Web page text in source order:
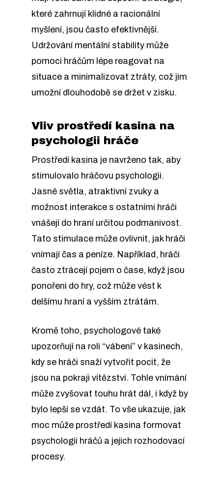
které zahrnují klidné a racionální
myšlení, jsou často efektivnější.
Udržování mentální stability může
pomoci hráčům lépe reagovat na
situace a minimalizovat ztráty, což jim
umožní dlouhodobě se držet v zisku.
Vliv prostředí kasina na
psychologii hráče
Prostředí kasina je navrženo tak, aby
stimulovalo hráčovu psychologii.
Jasné světla, atraktivní zvuky a
možnost interakce s ostatními hráči
vnášejí do hraní určitou podmanivost.
Tato stimulace může ovlivnit, jak hráči
vnímají čas a peníze. Například, hráči
často ztrácejí pojem o čase, když jsou
ponořeni do hry, což může vést k
delšímu hraní a vyšším ztrátám.
Kromě toho, psychologové také
upozorňují na roli “vábení” v kasinech,
kdy se hráči snaží vytvořit pocit, že
jsou na pokraji vítězství. Tohle vnímání
může zvyšovat touhu hrát dál, i když by
bylo lepší se vzdát. To vše ukazuje, jak
moc může prostředí kasina formovat
psychologii hráčů a jejich rozhodovací
procesy.